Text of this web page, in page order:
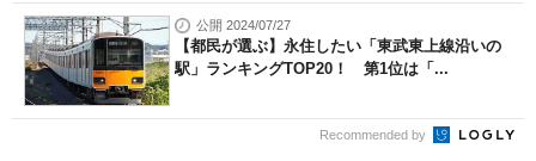
公開 2024/07/27
【都民が選ぶ】永住したい「東武東上線沿いの
駅」ランキングTOP20！ 第1位は「...
Recommended by